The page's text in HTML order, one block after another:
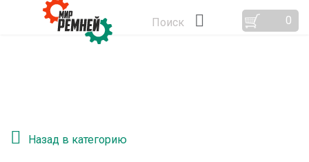
Поиск 0
Назад в категорию